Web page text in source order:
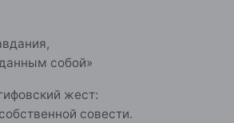
собой»
жест:
совести.